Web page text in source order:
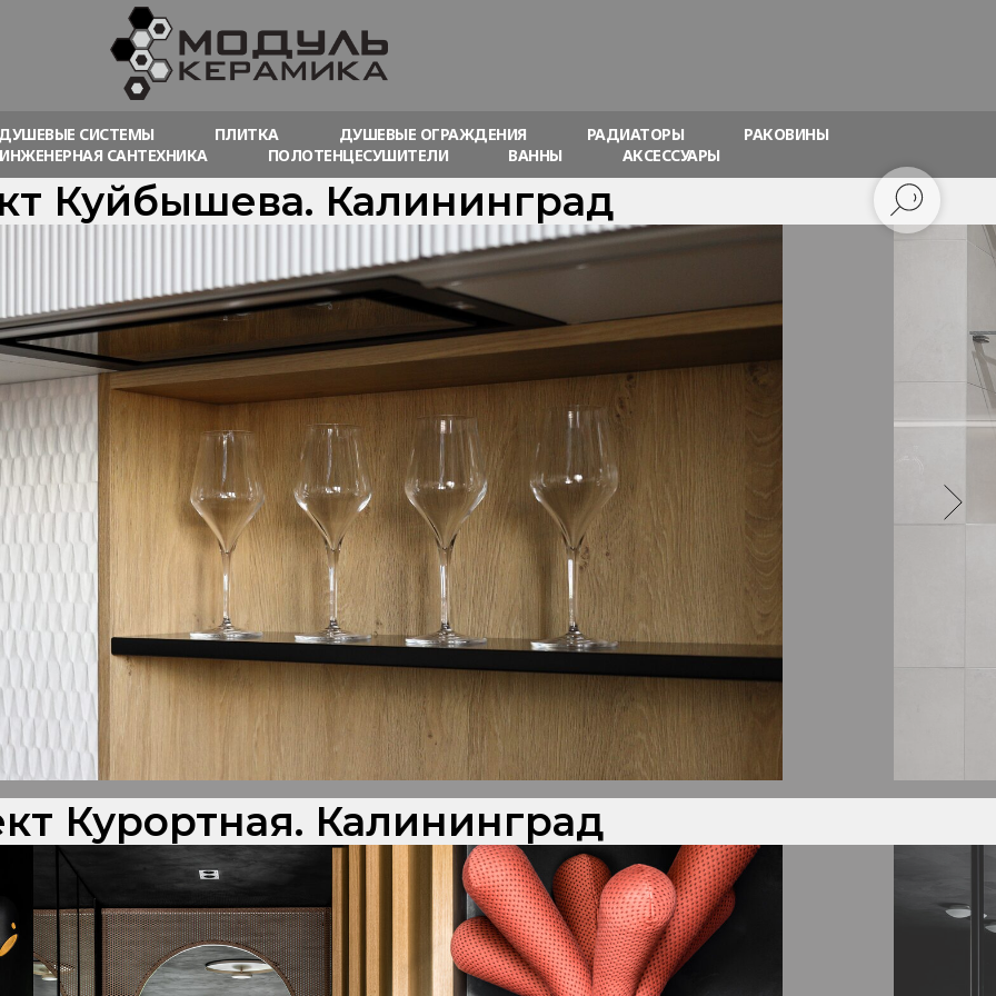
СИСТЕМЫ ПЛИТКА ДУШЕВЫЕ ОГРАЖДЕНИЯ РАДИАТОРЫ
РАКОВИНЫ
ИНЖЕНЕРНАЯ САНТЕХНИКА
ПОЛОТЕНЦЕСУШИТЕЛИ ВАННЫ АКСЕССУАРЫ
Куйбышева. Калининград
Курортная. Калининград